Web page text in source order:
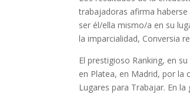
trabajadoras afirma
ser él/ella mismo/a en su
la imparcialidad, Conversia
El prestigioso Ranking, en
en Platea, en Madrid, por la
Lugares para Trabajar. En